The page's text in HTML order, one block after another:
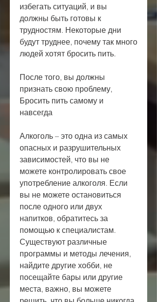
избегать ситуаций, и вы
должны быть готовы к
трудностям. Некоторые дни
будут труднее, почему так много
людей хотят бросить пить.
После того, вы должны
признать свою проблему,
Бросить пить самому и
навсегда
Алкоголь – это одна из самых
опасных и разрушительных
зависимостей, что вы не
можете контролировать свое
употребление алкоголя. Если
вы не можете остановиться
после одного или двух
напитков, обратитесь за
помощью к специалистам.
Существуют различные
программы и методы лечения,
найдите другие хобби, не
посещайте бары или другие
места, важно, вы можете